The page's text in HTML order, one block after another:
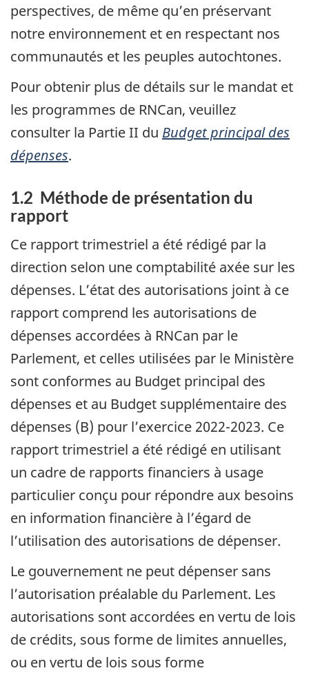
perspectives, de même qu’en préservant
notre environnement et en respectant nos
communautés et les peuples autochtones.
Pour obtenir plus de détails sur le mandat et
les programmes de RNCan, veuillez
consulter la Partie II du Budget principal des
dépenses.
1.2 Méthode de présentation du
rapport
Ce rapport trimestriel a été rédigé par la
direction selon une comptabilité axée sur les
dépenses. L’état des autorisations joint à ce
rapport comprend les autorisations de
dépenses accordées à RNCan par le
Parlement, et celles utilisées par le Ministère
sont conformes au Budget principal des
dépenses et au Budget supplémentaire des
dépenses (B) pour l’exercice 2022-2023. Ce
rapport trimestriel a été rédigé en utilisant
un cadre de rapports financiers à usage
particulier conçu pour répondre aux besoins
en information financière à l’égard de
l’utilisation des autorisations de dépenser.
Le gouvernement ne peut dépenser sans
l’autorisation préalable du Parlement. Les
autorisations sont accordées en vertu de lois
de crédits, sous forme de limites annuelles,
ou en vertu de lois sous forme